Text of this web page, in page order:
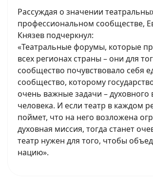
Рассуждая о значении
профессиональном сообществе,
Князев подчеркнул:
«Театральные форумы, которые
всех регионах страны – они для
сообщество почувствовало себя
сообщество, которому
очень важные задачи – духовного
человека. И если театр в каждом
поймет, что на него возложена
духовная миссия, тогда станет
театр нужен для того, чтобы
нацию».